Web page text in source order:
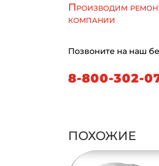
Производим
компании
Позвоните на наш
8-800-302-
ПОХОЖИЕ